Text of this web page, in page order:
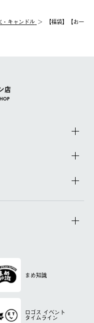
・キャンドル
【福袋】【お一
店
まめ知識
ロゴス イベント
タイムライン